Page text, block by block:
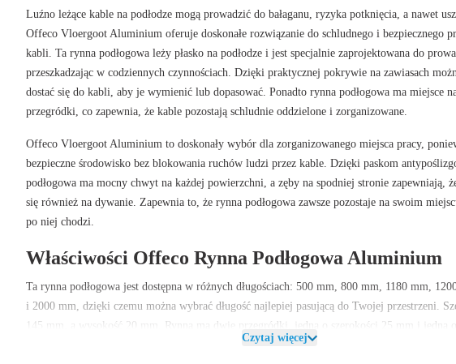
Luźno leżące kable na podłodze mogą prowadzić do bałaganu, ryzyka potknięcia, a nawet
Offeco Vloergoot Aluminium oferuje doskonałe rozwiązanie do schludnego i bezpiecznego
kabli. Ta rynna podłogowa leży płasko na podłodze i jest specjalnie zaprojektowana do
przeszkadzając w codziennych czynnościach. Dzięki praktycznej pokrywie na zawiasach
dostać się do kabli, aby je wymienić lub dopasować. Ponadto rynna podłogowa ma miejsce
przegródki, co zapewnia, że kable pozostają schludnie oddzielone i zorganizowane.
Offeco Vloergoot Aluminium to doskonały wybór dla zorganizowanego miejsca pracy,
bezpieczne środowisko bez blokowania ruchów ludzi przez kable. Dzięki paskom
podłogowa ma mocny chwyt na każdej powierzchni, a zęby na spodniej stronie zapewniają,
się również na dywanie. Zapewnia to, że rynna podłogowa zawsze pozostaje na swoim
po niej chodzi.
Właściwości Offeco Rynna Podłogowa Aluminium
Ta rynna podłogowa jest dostępna w różnych długościach: 500 mm, 800 mm, 1180 mm,
i 2000 mm, dzięki czemu można wybrać długość najlepiej pasującą do Twojej przestrzeni.
145 mm, a
wysokość 20 mm. Rynna ma dwie przegródki, jedną o szerokości 25 mm i jedną
Czytaj więcej